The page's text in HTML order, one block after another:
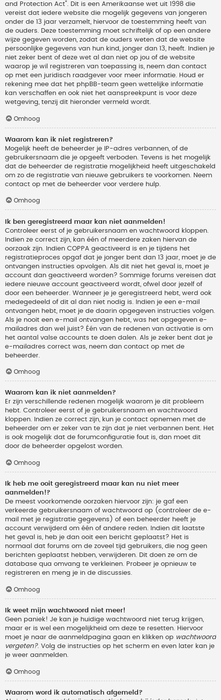
and Protection Act". Dit is een Amerikaanse wet uit 1998 die
vereist dat iedere website die mogelijk gegevens van jongeren
onder de 13 jaar verzamelt, hiervoor de toestemming heeft van
de ouders. Deze toestemming moet schriftelijk of op een andere
wijze gegeven worden, zodat de ouders weten dat de website
persoonlijke gegevens van hun kind, jonger dan 13, heeft. Indien je
niet zeker bent of deze wet al dan niet op jou of de website
waarop je wil registreren van toepassing is, neem dan contact
op met een juridisch raadgever voor meer informatie. Houd er
rekening mee dat het phpBB-team geen wettelijke informatie
kan verschaffen en ook niet het aanspreekpunt is voor deze
wetgeving, tenzij dit hieronder vermeld wordt.
Omhoog
Waarom kan ik niet registreren?
Mogelijk heeft de beheerder je IP-adres verbannen, of de
gebruikersnaam die je opgeeft verboden. Tevens is het mogelijk
dat de beheerder de registratie mogelijkheid heeft uitgeschakeld
om zo de registratie van nieuwe gebruikers te voorkomen. Neem
contact op met de beheerder voor verdere hulp.
Omhoog
Ik ben geregistreerd maar kan niet aanmelden!
Controleer eerst of je gebruikersnaam en wachtwoord kloppen.
Indien ze correct zijn, kan één of meerdere zaken hiervan de
oorzaak zijn. Indien COPPA geactiveerd is en je tijdens het
registratieproces opgaf dat je jonger bent dan 13 jaar, moet je de
ontvangen instructies opvolgen. Als dit niet het geval is, moet je
account dan geactiveerd worden? Sommige forums vereisen dat
iedere nieuwe account geactiveerd wordt, ofwel door jezelf of
door een beheerder. Wanneer je je geregistreerd hebt, werd ook
medegedeeld of dit al dan niet nodig is. Indien je een e-mail
ontvangen hebt, moet je de daarin opgegeven instructies volgen.
Als je nooit een e-mail ontvangen hebt, was het opgegeven e-
mailadres dan wel juist? Één van de redenen van activatie is om
het aantal valse accounts te doen dalen. Als je zeker bent dat je
e-mailadres correct was, neem dan contact op met de
beheerder.
Omhoog
Waarom kan ik niet aanmelden?
Er zijn verschillende redenen mogelijk waarom je dit probleem
hebt. Controleer eerst of je gebruikersnaam en wachtwoord
kloppen. Indien ze correct zijn, kun je contact opnemen met de
beheerder om er zeker van te zijn dat je niet verbannen bent. Het
is ook mogelijk dat de forumconfiguratie fout is, dan moet dit
door de beheerder opgelost worden.
Omhoog
Ik heb me ooit geregistreerd maar kan nu niet meer
aanmelden!?
De meest voorkomende oorzaken hiervoor zijn: je gaf een
verkeerde gebruikersnaam of wachtwoord op (controleer de e-
mail met je registratie gegevens) of een beheerder heeft je
account verwijderd om één of andere reden. Indien dit laatste
het geval is, heb je dan ooit een bericht geplaatst? Het is
normaal dat forums om de zoveel tijd gebruikers, die nog geen
berichten geplaatst hebben, verwijderen. Dit doen ze om de
database qua omvang te verkleinen. Probeer je opnieuw te
registreren en meng je in de discussies.
Omhoog
Ik weet mijn wachtwoord niet meer!
Geen paniek! Je kan je huidige wachtwoord niet terug krijgen,
maar er is wel een mogelijkheid om deze te resetten. Hiervoor
moet je naar de aanmeldpagina gaan en klikken op wachtwoord
vergeten?. Volg de instructies op het scherm en even later kan je
je weer aanmelden.
Omhoog
Waarom word ik automatisch afgemeld?